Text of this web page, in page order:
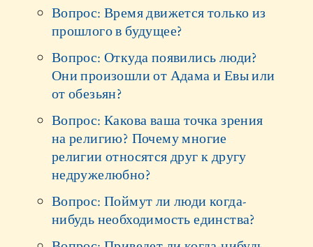
Вопрос: Время движется только из
прошлого в будущее?
Вопрос: Откуда появились люди?
Они произошли от Адама и Евы или
от обезьян?
Вопрос: Какова ваша точка зрения
на религию? Почему многие
религии относятся друг к другу
недружелюбно?
Вопрос: Поймут ли люди когда-
нибудь необходимость единства?